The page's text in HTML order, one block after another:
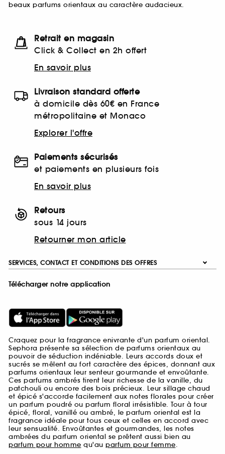
beaux parfums orientaux au caractère audacieux.
Retrait en magasin
Click & Collect en 2h offert
En savoir plus
Livraison standard offerte
à domicile dès 60€ en France
métropolitaine et Monaco
Explorer l'offre
Paiements sécurisés
et paiements en plusieurs fois
En savoir plus
Retours
sous 14 jours
Retourner mon article
SERVICES, CONTACT ET CONDITIONS DES OFFRES
Télécharger notre application
Craquez pour la fragrance enivrante d'un parfum oriental.
Sephora présente sa sélection de parfums orientaux au
pouvoir de séduction indéniable. Leurs accords doux et
sucrés se mêlent au fort caractère des épices, donnant aux
parfums orientaux leur senteur gourmande et envoûtante.
Ces parfums ambrés tirent leur richesse de la vanille, du
patchouli ou encore des bois précieux. Leur sillage chaud
et épicé s'accorde facilement aux notes florales pour créer
un parfum poudré ou parfum floral irrésistible. Tour à tour
épicé, floral, vanillé ou ambré, le parfum oriental est la
fragrance idéale pour tous ceux et celles en accord avec
leur sensualité. Envoûtantes et gourmandes, les notes
ambrées du parfum oriental se prêtent aussi bien au
parfum pour homme qu'au parfum pour femme.